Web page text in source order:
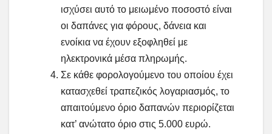
ισχύσει αυτό το μειωμένο ποσοστό είναι
οι δαπάνες για φόρους, δάνεια και
ενοίκια να έχουν εξοφληθεί με
ηλεκτρονικά μέσα πληρωμής.
Σε κάθε φορολογούμενο του οποίου έχει
κατασχεθεί τραπεζικός λογαριασμός, το
απαιτούμενο όριο δαπανών περιορίζεται
κατ’ ανώτατο όριο στις 5.000 ευρώ.